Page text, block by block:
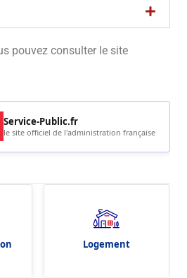
pouvez consulter le site
Service-Public.fr
le site officiel de l'administration française
Logement